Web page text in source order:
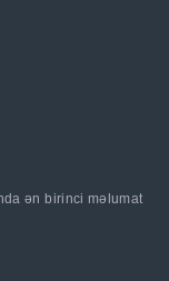
ən birinci məlumat